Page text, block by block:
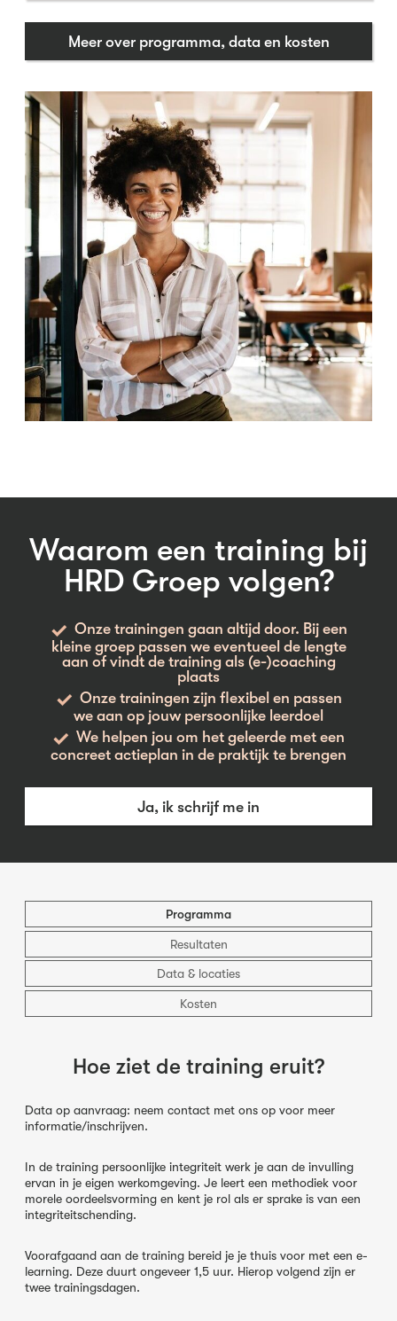
Meer over programma, data en kosten
Waarom een training bij
HRD Groep volgen?
Onze trainingen gaan altijd door. Bij een
kleine groep passen we eventueel de lengte
aan of vindt de training als (e-)coaching
plaats
Onze trainingen zijn flexibel en passen
we aan op jouw persoonlijke leerdoel
We helpen jou om het geleerde met een
concreet actieplan in de praktijk te brengen
Ja, ik schrijf me in
Programma
Resultaten
Data & locaties
Kosten
Hoe ziet de training eruit?
Data op aanvraag: neem contact met ons op voor meer
informatie/inschrijven.
In de training persoonlijke integriteit werk je aan de invulling
ervan in je eigen werkomgeving. Je leert een methodiek voor
morele oordeelsvorming en kent je rol als er sprake is van een
integriteitschending.
Voorafgaand aan de training bereid je je thuis voor met een e-
learning. Deze duurt ongeveer 1,5 uur. Hierop volgend zijn er
twee trainingsdagen.